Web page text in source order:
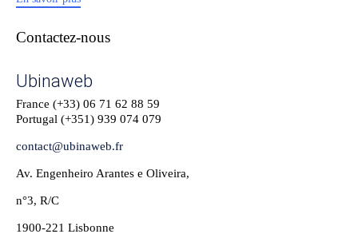
Contactez-nous
Ubinaweb
France (+33) 06 71 62 88 59
Portugal (+351) 939 074 079
contact@ubinaweb.fr
Av. Engenheiro Arantes e Oliveira,
n°3, R/C
1900-221 Lisbonne